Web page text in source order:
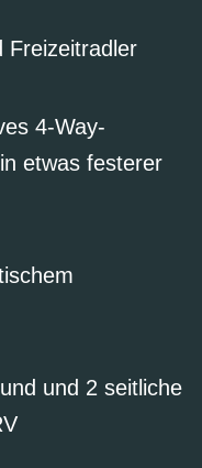
Freizeitradler
4-Way-
etwas festerer
und 2 seitliche